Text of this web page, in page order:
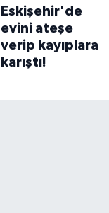
Eskişehir'de
evini ateşe
verip kayıplara
karıştı!